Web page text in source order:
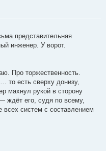
представительная
инженер. У ворот.
Про торжественность.
то есть сверху донизу,
махнул рукой в сторону
ждёт его, судя по всему,
всех систем с составлением